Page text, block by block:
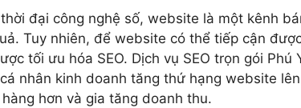
đại công nghệ số, website là một kênh
Tuy nhiên, để website có thể tiếp cận
tối ưu hóa SEO. Dịch vụ SEO trọn gói
nhân kinh doanh tăng thứ hạng website
hơn và gia tăng doanh thu.